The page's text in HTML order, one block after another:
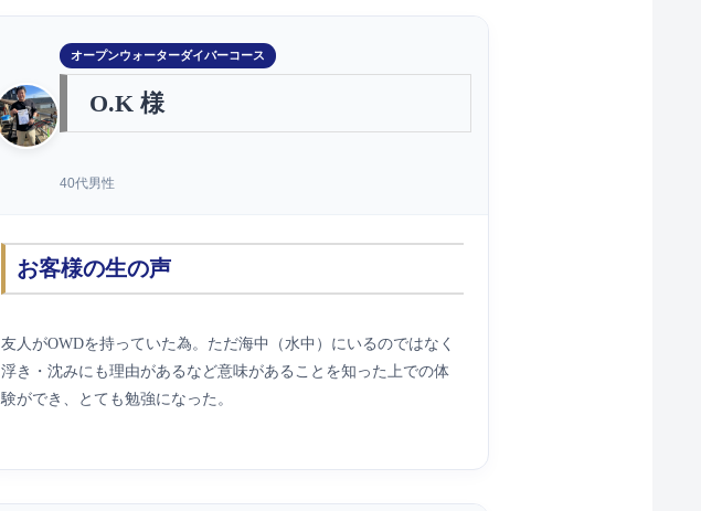
オープンウォーターダイバーコース
O.K 様
40代男性
お客様の生の声
友人がOWDを持っていた為。ただ海中（水中）にいるのではなく
浮き・沈みにも理由があるなど意味があることを知った上での体
験ができ、とても勉強になった。